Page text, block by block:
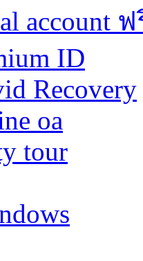
account
ID
Recovery
oa
tour